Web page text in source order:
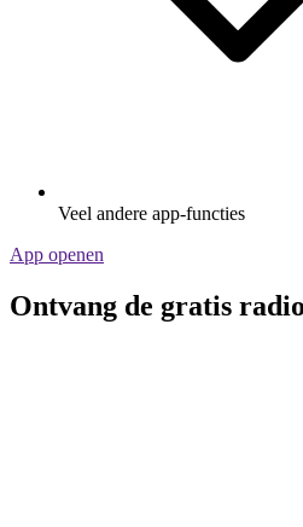
Veel andere app-functies
App openen
Ontvang de gratis